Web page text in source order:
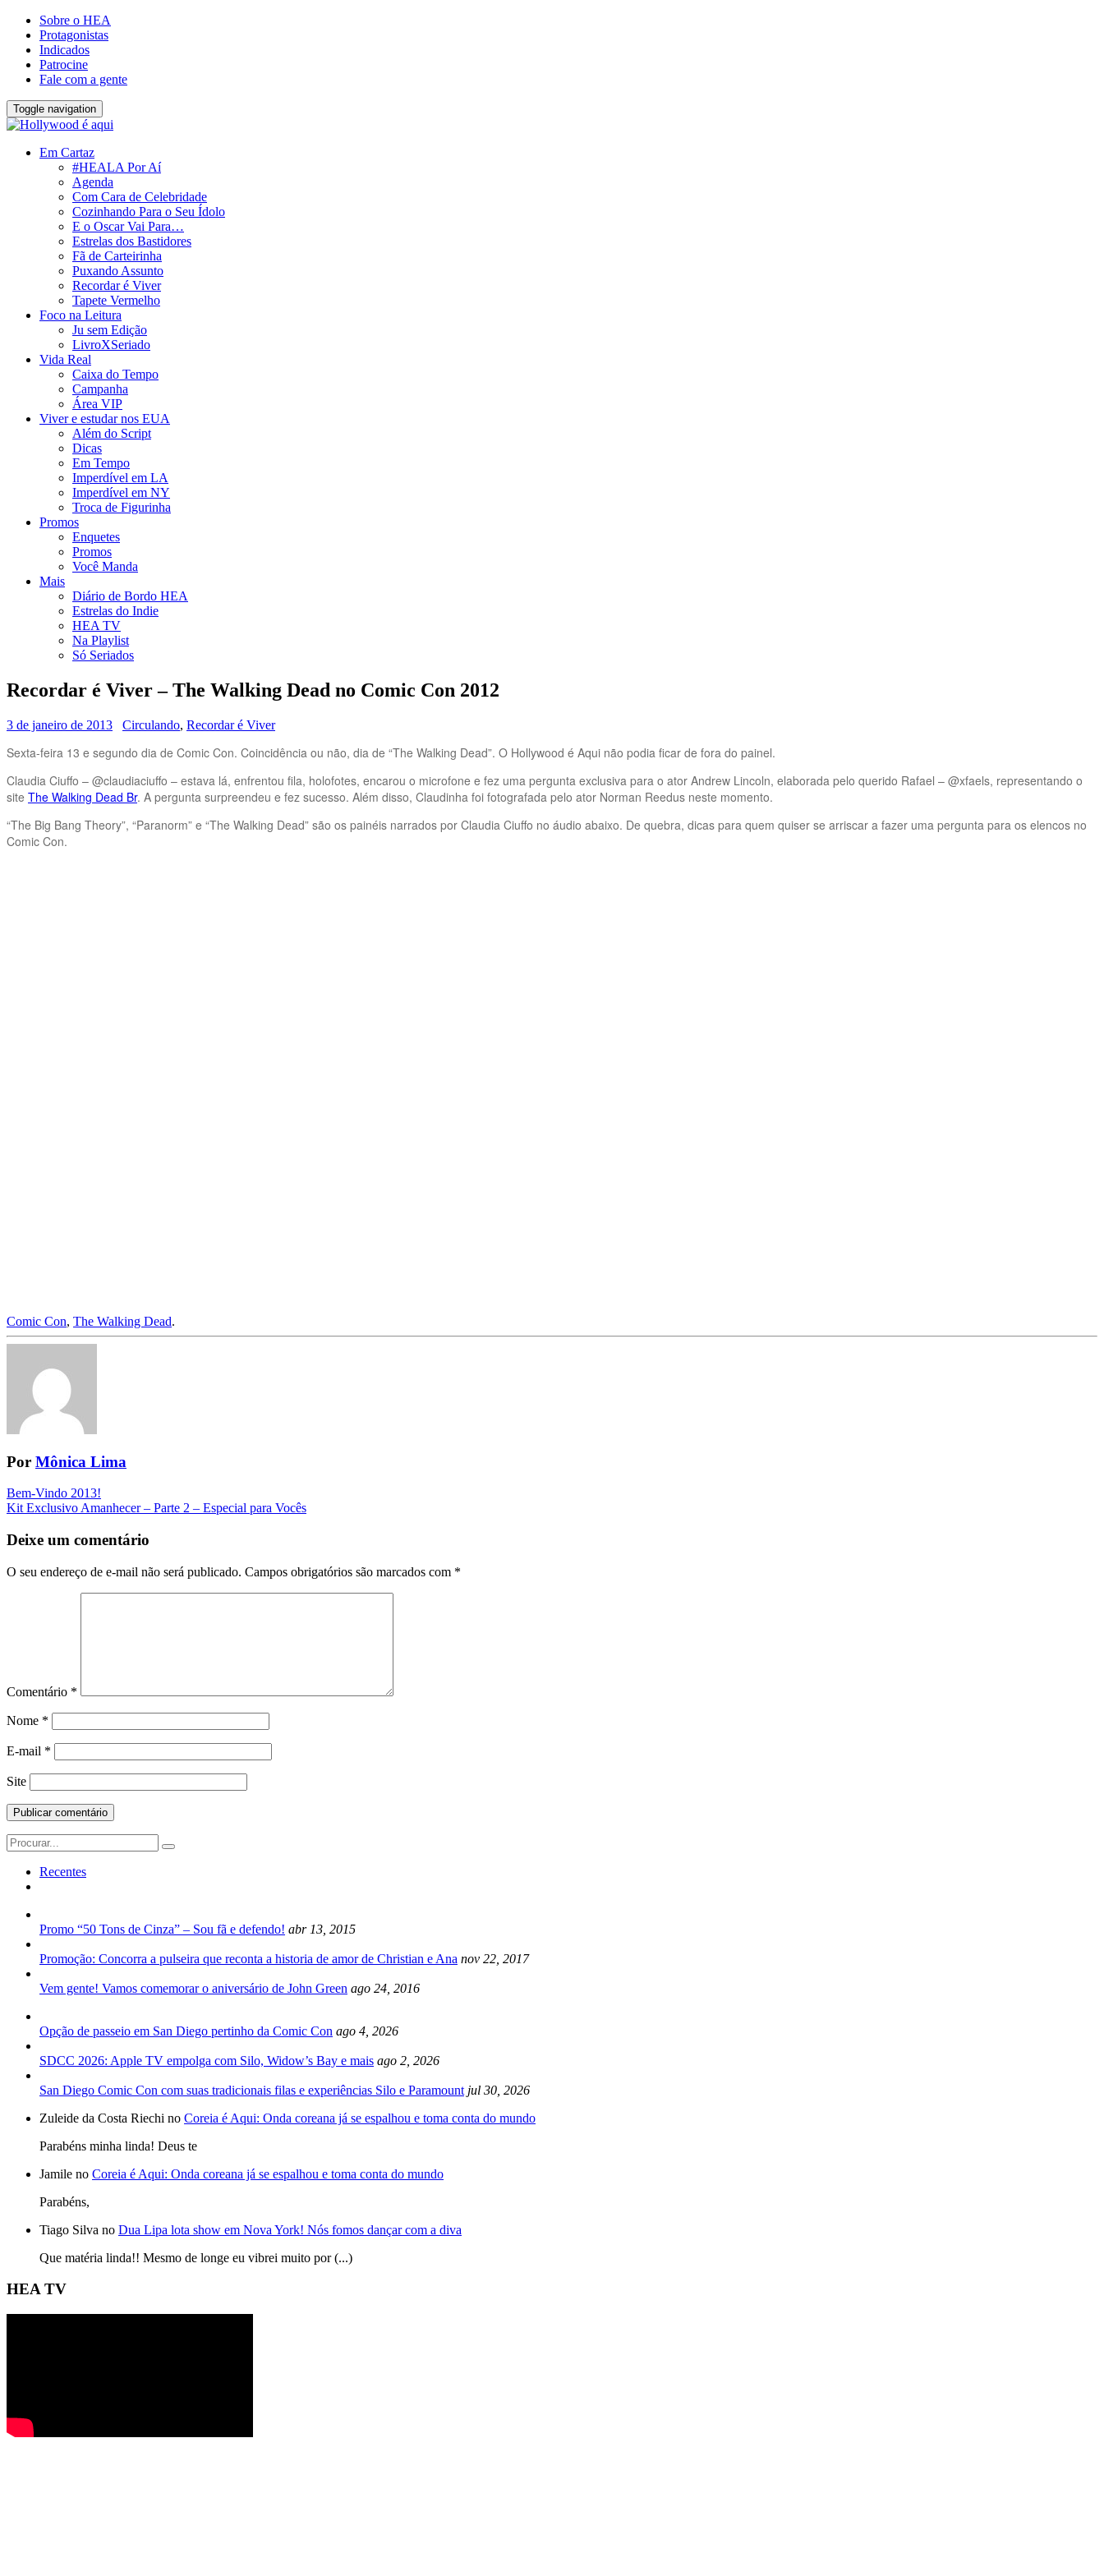
Sobre o HEA
Protagonistas
Indicados
Patrocine
Fale com a gente
Toggle navigation
Em Cartaz
#HEALA Por Aí
Agenda
Com Cara de Celebridade
Cozinhando Para o Seu Ídolo
E o Oscar Vai Para…
Estrelas dos Bastidores
Fã de Carteirinha
Puxando Assunto
Recordar é Viver
Tapete Vermelho
Foco na Leitura
Ju sem Edição
LivroXSeriado
Vida Real
Caixa do Tempo
Campanha
Área VIP
Viver e estudar nos EUA
Além do Script
Dicas
Em Tempo
Imperdível em LA
Imperdível em NY
Troca de Figurinha
Promos
Enquetes
Promos
Você Manda
Mais
Diário de Bordo HEA
Estrelas do Indie
HEA TV
Na Playlist
Só Seriados
Recordar é Viver – The Walking Dead no Comic Con 2012
3 de janeiro de 2013 Circulando, Recordar é Viver
Sexta-feira 13 e segundo dia de Comic Con. Coincidência ou não, dia de “The Walking Dead”. O Hollywood é Aqui não podia ficar de fora do painel.
Claudia Ciuffo – @claudiaciuffo – estava lá, enfrentou fila, holofotes, encarou o microfone e fez uma pergunta exclusiva para o ator Andrew Lincoln, elaborada pelo querido Rafael – @xfaels, representando o
site The Walking Dead Br. A pergunta surpreendeu e fez sucesso. Além disso, Claudinha foi fotografada pelo ator Norman Reedus neste momento.
“The Big Bang Theory”, “Paranorm” e “The Walking Dead” são os painéis narrados por Claudia Ciuffo no áudio abaixo. De quebra, dicas para quem quiser se arriscar a fazer uma pergunta para os elencos no
Comic Con.
Comic Con, The Walking Dead.
Por Mônica Lima
Navegação
da
Postagem
Bem-Vindo 2013!
Kit Exclusivo Amanhecer – Parte 2 – Especial para Vocês
Deixe um comentário
O seu endereço de e-mail não será publicado. Campos obrigatórios são marcados com *
Comentário *
Nome *
E-mail *
Site
Search
for:
Recentes
Promo “50 Tons de Cinza” – Sou fã e defendo! abr 13, 2015
Promoção: Concorra a pulseira que reconta a historia de amor de Christian e Ana nov 22, 2017
Vem gente! Vamos comemorar o aniversário de John Green ago 24, 2016
Opção de passeio em San Diego pertinho da Comic Con ago 4, 2026
SDCC 2026: Apple TV empolga com Silo, Widow’s Bay e mais ago 2, 2026
San Diego Comic Con com suas tradicionais filas e experiências Silo e Paramount jul 30, 2026
Zuleide da Costa Riechi no Coreia é Aqui: Onda coreana já se espalhou e toma conta do mundo
Parabéns minha linda! Deus te
Jamile no Coreia é Aqui: Onda coreana já se espalhou e toma conta do mundo
Parabéns,
Tiago Silva no Dua Lipa lota show em Nova York! Nós fomos dançar com a diva
Que matéria linda!! Mesmo de longe eu vibrei muito por (...)
HEA TV